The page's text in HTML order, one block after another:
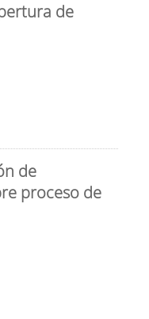
de
de
proceso de